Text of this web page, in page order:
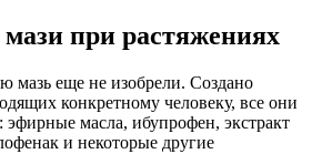
при растяжениях
мазь еще не изобрели. Создано
конкретному человеку, все они
масла, ибупрофен, экстракт
и некоторые другие